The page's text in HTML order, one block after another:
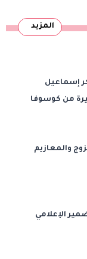
المزيد
إسماعيل
من كوسوفا
والمعازيم
الإعلامي